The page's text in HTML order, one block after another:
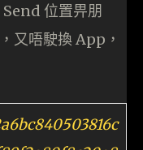
位置畀朋
又唔駛換 App，